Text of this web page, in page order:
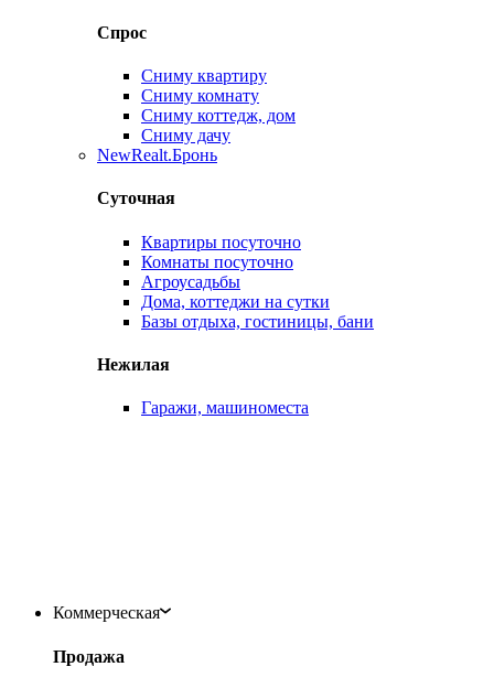
Спрос
Сниму квартиру
Сниму комнату
Сниму коттедж, дом
Сниму дачу
NewRealt.Бронь
Суточная
Квартиры посуточно
Комнаты посуточно
Агроусадьбы
Дома, коттеджи на сутки
Базы отдыха, гостиницы, бани
Нежилая
Гаражи, машиноместа
Коммерческая
Продажа